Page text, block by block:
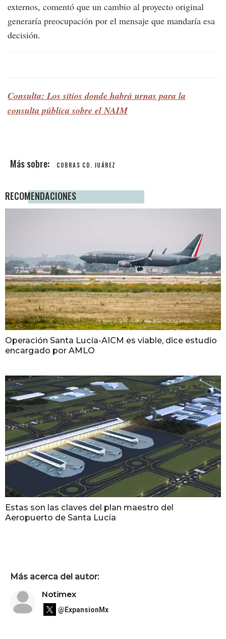
externos, comentó que un cambio al proyecto original
generaría preocupación por el mensaje que mandaría esa
decisión.
Consulta: Los sitios donde habrá urnas para la
consulta pública sobre el NAIM
COBRAS CD. JUÁREZ
RECOMENDACIONES
Operación Santa Lucía-AICM es viable, dice estudio
encargado por AMLO
Estas son las claves del plan maestro del
Aeropuerto de Santa Lucía
Más acerca del autor:
Notimex
@ExpansionMx